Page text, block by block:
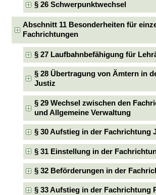
§ 26 Schwerpunktwechsel
Abschnitt 11 Besonderheiten für
Fachrichtungen
§ 27 Laufbahnbefähigung für
§ 28 Übertragung von Ämtern in
Justiz
§ 29 Wechsel zwischen den
und Allgemeine Verwaltung
§ 30 Aufstieg in der Fachrichtung
§ 31 Einstellung in der
§ 32 Beförderungen in der
§ 33 Aufstieg in der Fachrichtung